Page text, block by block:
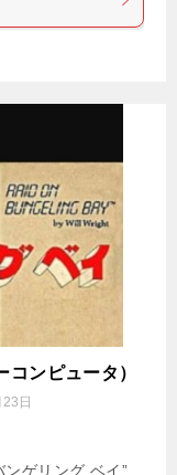
コンピュータ）
日
ゲリング ベイ”